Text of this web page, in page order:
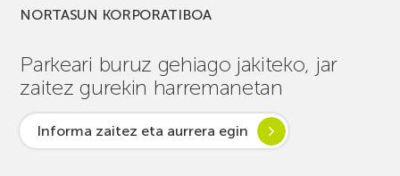
NORTASUN KORPORATIBOA
Parkeari buruz gehiago jakiteko, jar
zaitez gurekin harremanetan
Informa zaitez eta aurrera egin